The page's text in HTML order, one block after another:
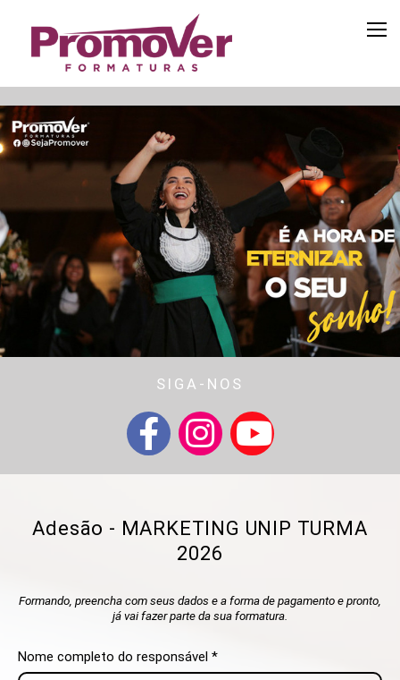
SIGA-NOS
Adesão - MARKETING UNIP TURMA
2026
Formando, preencha com seus dados e a forma de pagamento e pronto,
já vai fazer parte da sua formatura.
Nome completo do responsável *